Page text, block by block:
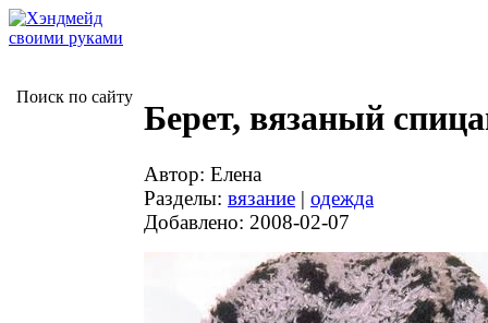
Поиск по сайту
Берет, вязаный
Автор: Елена
Разделы: вязание | одежда
Добавлено: 2008-02-07